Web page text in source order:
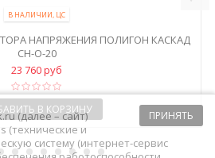
В НАЛИЧИИ, ЦС
НАПРЯЖЕНИЯ ПОЛИГОН КАСКАД
СН-О-20
23 760 руб
В КОРЗИНУ ПРИНЯТЬ
(далее – сайт)
(технические и
систему (интернет-сервис